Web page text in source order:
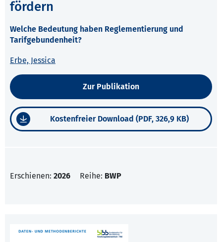
fördern
Welche Bedeutung haben Reglementierung und
Tarifgebundenheit?
Erbe, Jessica
Zur Publikation
Kostenfreier Download (PDF, 326,9 KB)
Erschienen: 2026 Reihe: BWP